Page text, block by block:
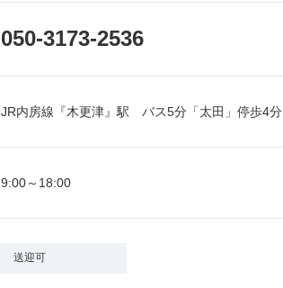
050-3173-2536
JR内房線『木更津』駅 バス5分「太田」停歩4分
9:00～18:00
送迎可